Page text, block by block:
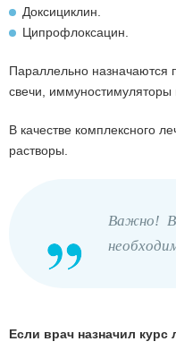
Доксициклин.
Ципрофлоксацин.
Параллельно назначаются
свечи, иммуностимуляторы
В качестве комплексного
растворы.
Важно!
Если врач назначил курс